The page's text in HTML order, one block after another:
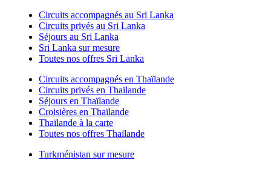
Circuits accompagnés au Sri Lanka
Circuits privés au Sri Lanka
Séjours au Sri Lanka
Sri Lanka sur mesure
Toutes nos offres Sri Lanka
Circuits accompagnés en Thaïlande
Circuits privés en Thaïlande
Séjours en Thaïlande
Croisières en Thaïlande
Thaïlande à la carte
Toutes nos offres Thaïlande
Turkménistan sur mesure